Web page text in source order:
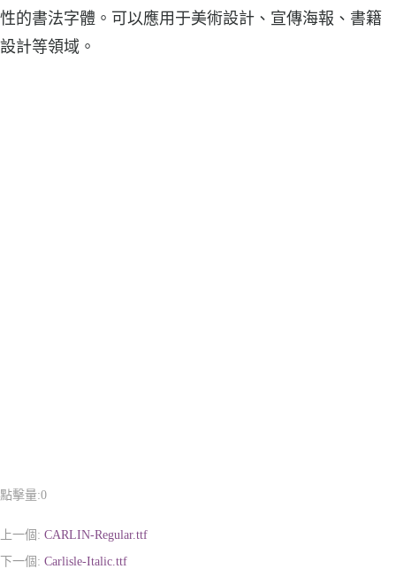
性的書法字體。可以應用于美術設計、宣傳海報、書籍
設計等領域。
點擊量:0
上一個: CARLIN-Regular.ttf
下一個: Carlisle-Italic.ttf